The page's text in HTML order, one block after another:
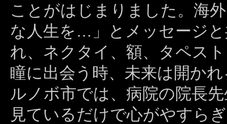
ことがはじまりました。海
な人生を…」とメッセージ
れ、ネクタイ、額、タペス
瞳に出会う時、未来は開か
ルノボ市では、病院の院長
見ているだけで心がやすら